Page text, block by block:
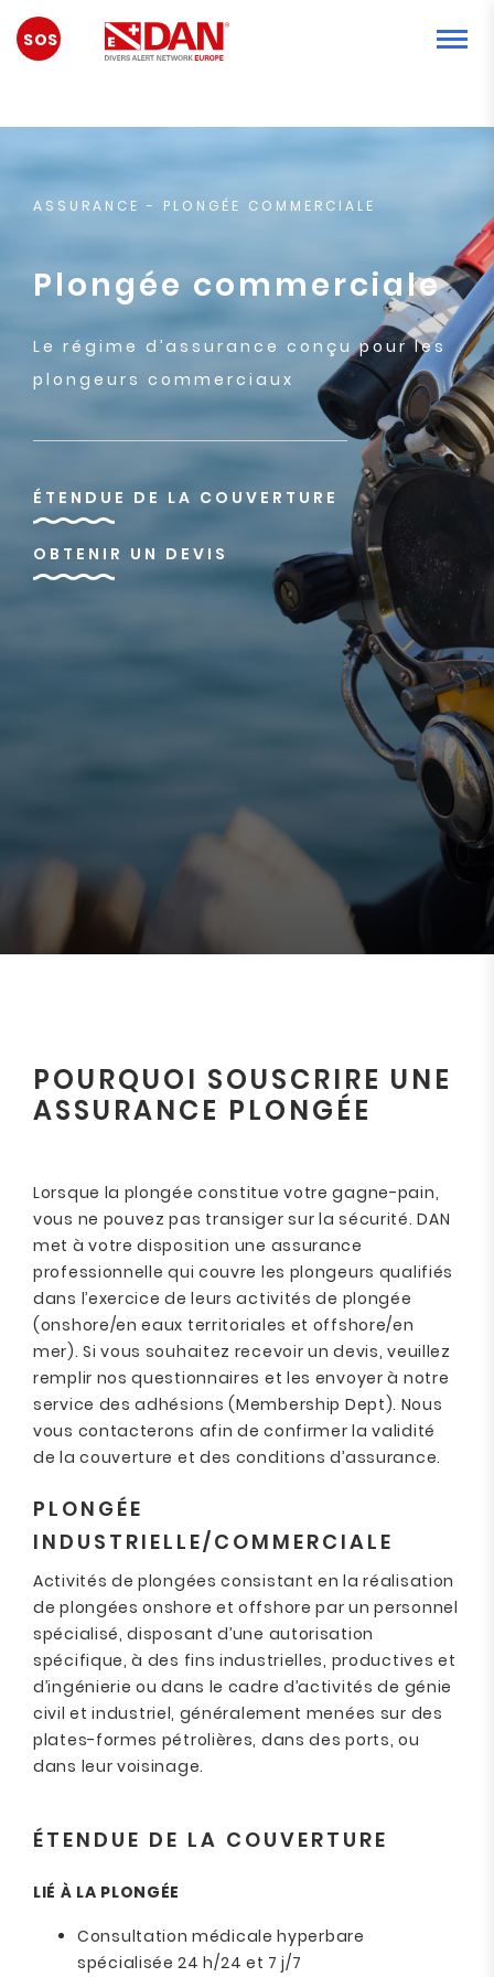
URGENCE
ASSURANCE - PLONGÉE COMMERCIALE
Plongée commerciale
Le régime d’assurance conçu pour les
plongeurs commerciaux
ÉTENDUE DE LA COUVERTURE
OBTENIR UN DEVIS
POURQUOI SOUSCRIRE UNE
ASSURANCE PLONGÉE
Lorsque la plongée constitue votre gagne-pain,
vous ne pouvez pas transiger sur la sécurité. DAN
met à votre disposition une assurance
professionnelle qui couvre les plongeurs qualifiés
dans l’exercice de leurs activités de plongée
(onshore/en eaux territoriales et offshore/en
mer). Si vous souhaitez recevoir un devis, veuillez
remplir nos questionnaires et les envoyer à notre
service des adhésions (Membership Dept). Nous
vous contacterons afin de confirmer la validité
de la couverture et des conditions d’assurance.
PLONGÉE
INDUSTRIELLE/COMMERCIALE
Activités de plongées consistant en la réalisation
de plongées onshore et offshore par un personnel
spécialisé, disposant d’une autorisation
spécifique, à des fins industrielles, productives et
d’ingénierie ou dans le cadre d’activités de génie
civil et industriel, généralement menées sur des
plates-formes pétrolières, dans des ports, ou
dans leur voisinage.
ÉTENDUE DE LA COUVERTURE
LIÉ À LA PLONGÉE
Consultation médicale hyperbare
spécialisée 24 h/24 et 7 j/7